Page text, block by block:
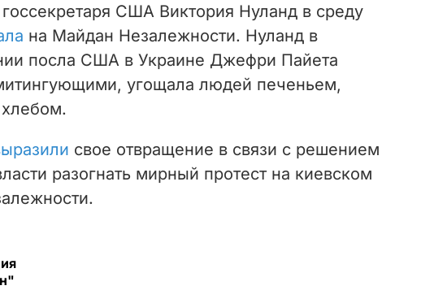
США Виктория Нуланд в среду
на Майдан Незалежности. Нуланд в
посла США в Украине Джефри Пайета
угощала людей печеньем,
свое отвращение в связи с решением
разогнать мирный протест на киевском